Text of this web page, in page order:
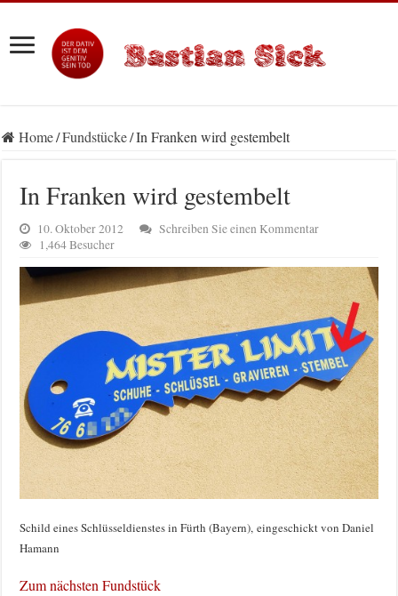
Home/Fundstücke/In Franken wird gestembelt
In Franken wird gestembelt
10. Oktober 2012
Schreiben Sie einen Kommentar
1,464 Besucher
Schild eines Schlüsseldienstes in Fürth (Bayern), eingeschickt von Daniel
Hamann
Zum nächsten Fundstück